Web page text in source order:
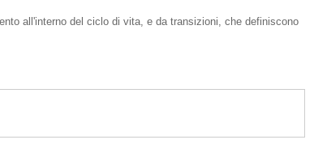
all'interno del ciclo di vita, e da transizioni, che definiscono